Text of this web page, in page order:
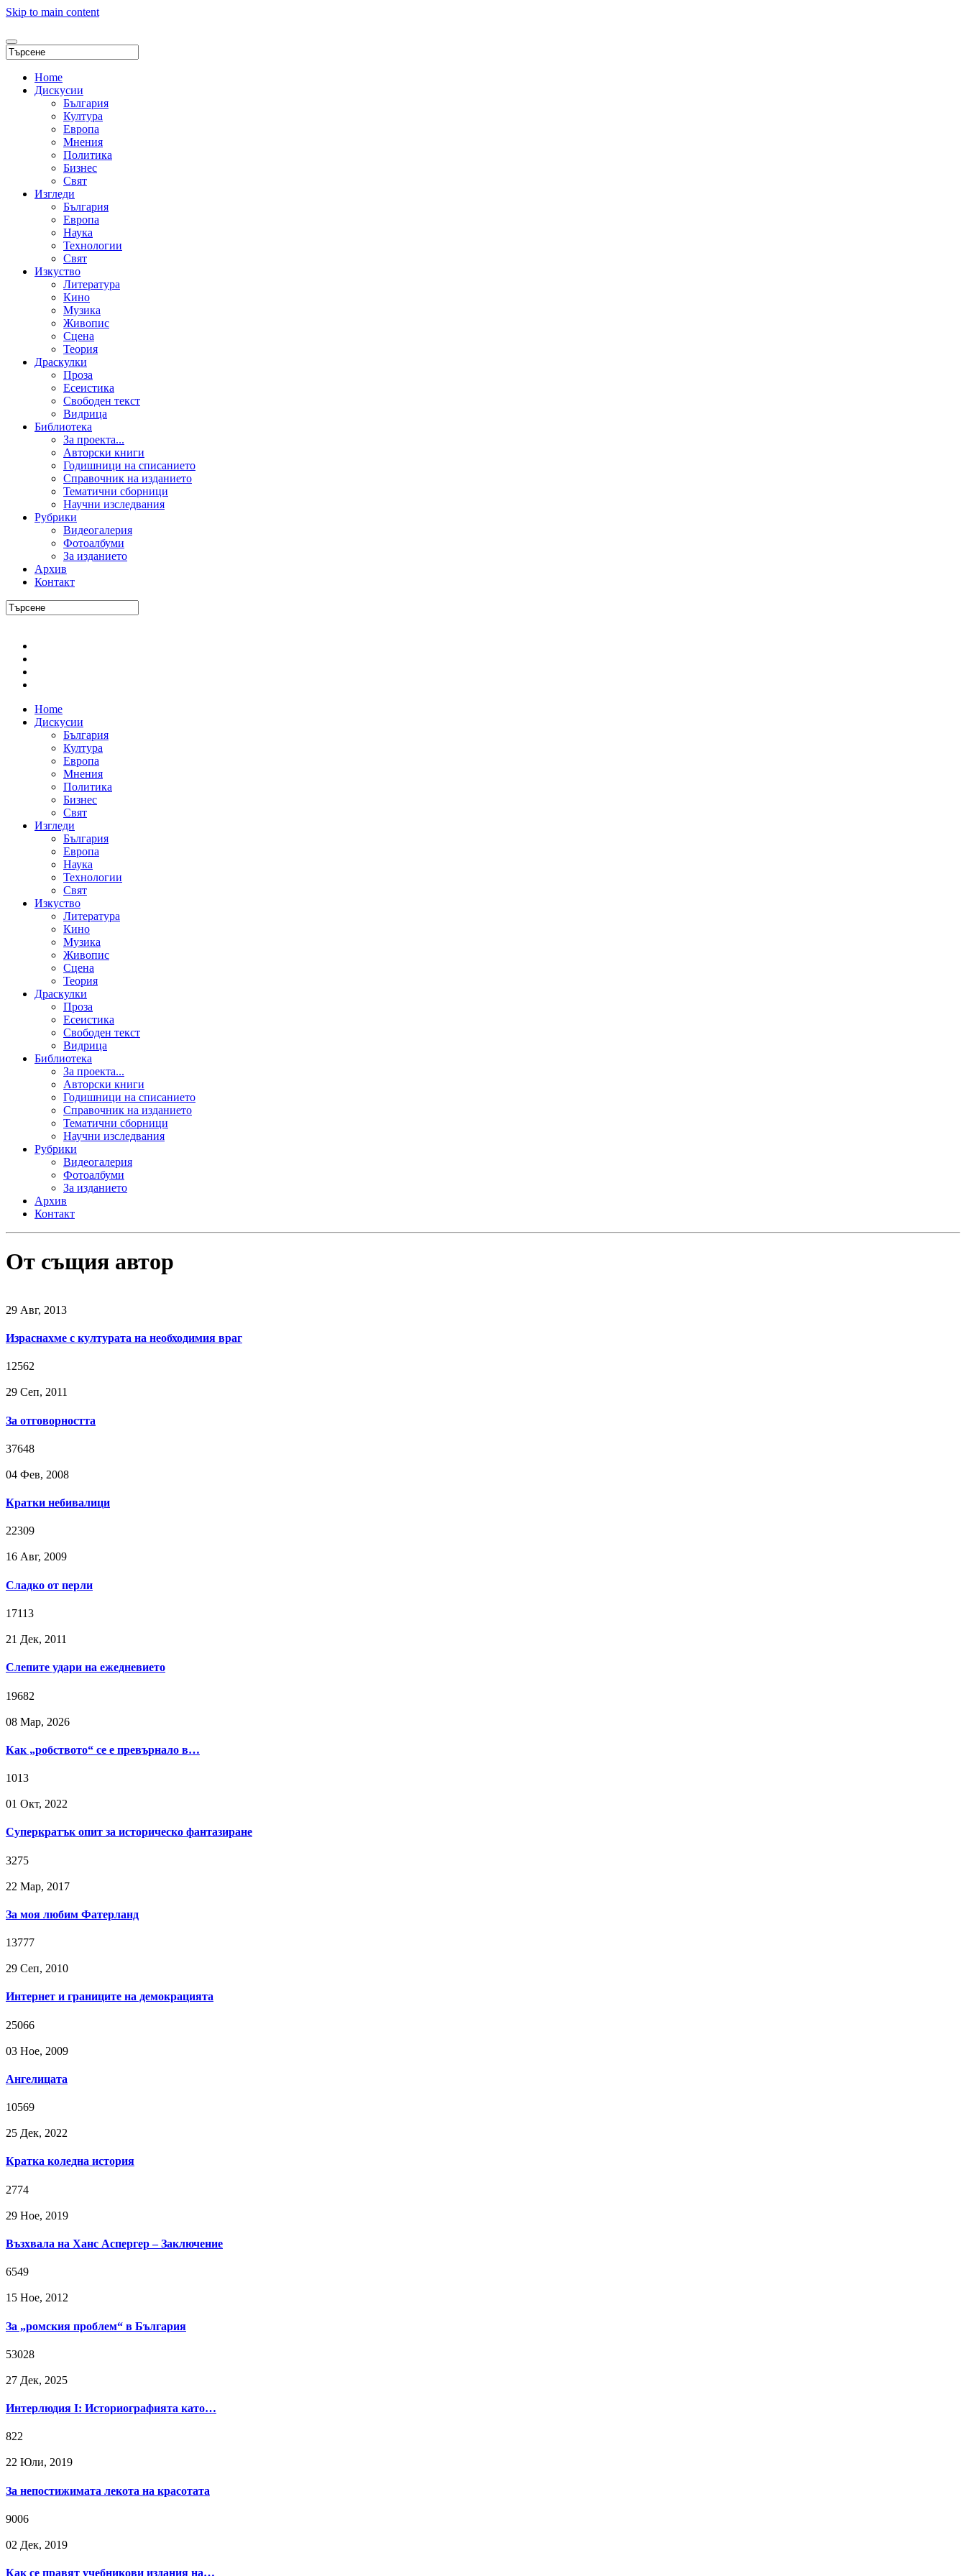
Skip to main content
Home
Дискусии
България
Култура
Европа
Мнения
Политика
Бизнес
Свят
Изгледи
България
Европа
Наука
Технологии
Свят
Изкуство
Литература
Кино
Музика
Живопис
Сцена
Теория
Драскулки
Проза
Есеистика
Свободен текст
Видрица
Библиотека
За проекта...
Авторски книги
Годишници на списанието
Справочник на изданието
Тематични сборници
Научни изследвания
Рубрики
Видеогалерия
Фотоалбуми
За изданието
Архив
Контакт
Home
Дискусии
България
Култура
Европа
Мнения
Политика
Бизнес
Свят
Изгледи
България
Европа
Наука
Технологии
Свят
Изкуство
Литература
Кино
Музика
Живопис
Сцена
Теория
Драскулки
Проза
Есеистика
Свободен текст
Видрица
Библиотека
За проекта...
Авторски книги
Годишници на списанието
Справочник на изданието
Тематични сборници
Научни изследвания
Рубрики
Видеогалерия
Фотоалбуми
За изданието
Архив
Контакт
От същия автор
29 Авг, 2013
Израснахме с културата на необходимия враг
12562
29 Сeп, 2011
За отговорността
37648
04 Фев, 2008
Кратки небивалици
22309
16 Авг, 2009
Сладко от перли
17113
21 Дек, 2011
Слепите удари на ежедневието
19682
08 Мар, 2026
Как „робството“ се е превърнало в…
1013
01 Окт, 2022
Суперкратък опит за историческо фантазиране
3275
22 Мар, 2017
За моя любим Фатерланд
13777
29 Сeп, 2010
Интернет и границите на демокрацията
25066
03 Ное, 2009
Ангелицата
10569
25 Дек, 2022
Кратка коледна история
2774
29 Ное, 2019
Възхвала на Ханс Аспергер – Заключение
6549
15 Ное, 2012
За „ромския проблем“ в България
53028
27 Дек, 2025
Интерлюдия I: Историографията като…
822
22 Юли, 2019
За непостижимата лекота на красотата
9006
02 Дек, 2019
Как се правят учебникови издания на…